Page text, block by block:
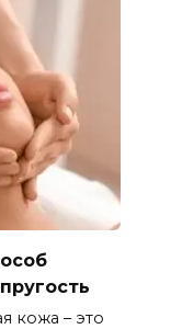
кожа – это